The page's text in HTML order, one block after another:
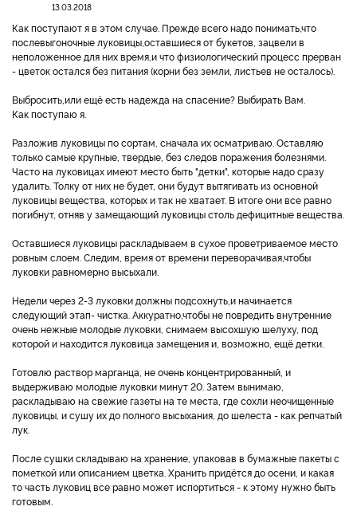
13.03.2018
Как поступают я в этом случае. Прежде всего надо понимать,что
послевыгоночные луковицы,оставшиеся от букетов, зацвели в
неположенное для них время,и что физиологический процесс прерван
- цветок остался без питания (корни без земли, листьев не осталось).
Выбросить,или ещё есть надежда на спасение? Выбирать Вам.
Как поступаю я.
Разложив луковицы по сортам, сначала их осматриваю. Оставляю
только самые крупные, твердые, без следов поражения болезнями.
Часто на луковицах имеют место быть "детки", которые надо сразу
удалить. Толку от них не будет, они будут вытягивать из основной
луковицы вещества, которых и так не хватает. В итоге они все равно
погибнут, отняв у замещающий луковицы столь дефицитные вещества.
Оставшиеся луковицы раскладываем в сухое проветриваемое место
ровным слоем. Следим, время от времени переворачивая,чтобы
луковки равномерно высыхали.
Недели через 2-3 луковки должны подсохнуть,и начинается
следующий этап- чистка. Аккуратно,чтобы не повредить внутренние
очень нежные молодые луковки, снимаем высохшую шелуху, под
которой и находится луковица замещения и, возможно, ещё детки.
Готовлю раствор марганца, не очень концентрированный, и
выдерживаю молодые луковки минут 20. Затем вынимаю,
раскладываю на свежие газеты на те места, где сохли неочищенные
луковицы, и сушу их до полного высыхания, до шелеста - как репчатый
лук.
После сушки складываю на хранение, упаковав в бумажные пакеты с
пометкой или описанием цветка. Хранить придётся до осени, и какая
то часть луковиц все равно может испортиться - к этому нужно быть
готовым.